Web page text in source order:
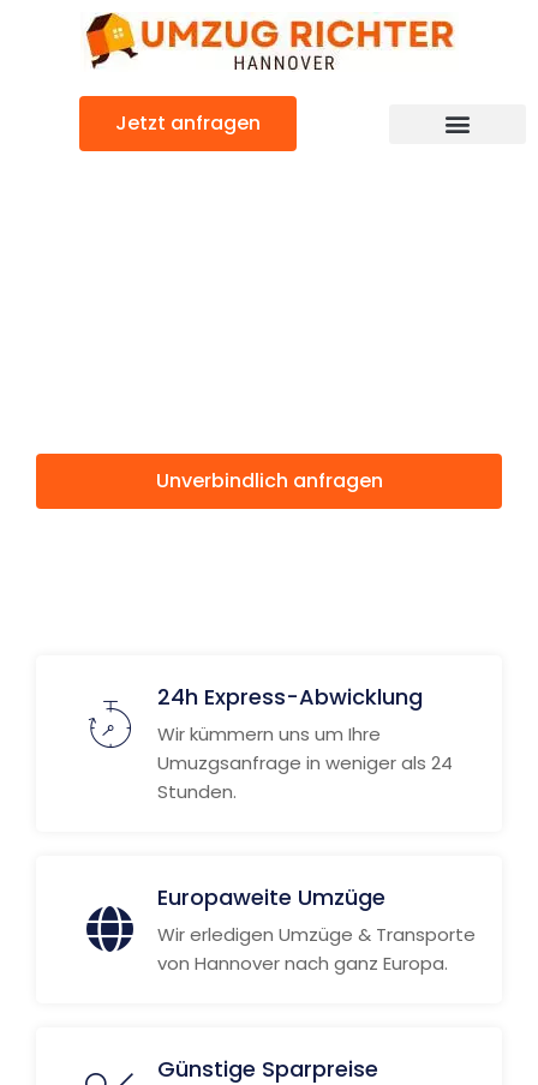
Jetzt anfragen
Unverbindlich anfragen
24h Express-Abwicklung
Wir kümmern uns um Ihre
Umuzgsanfrage in weniger als 24
Stunden.
Europaweite Umzüge
Wir erledigen Umzüge & Transporte
von Hannover nach ganz Europa.
Günstige Sparpreise